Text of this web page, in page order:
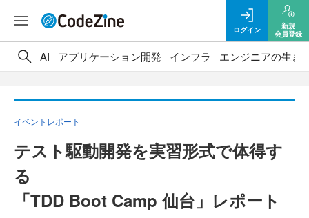
ログイン
新規
会員登録
AI アプリケーション開発 インフラ エンジニアの生き
イベントレポート
テスト駆動開発を実習形式で体得す
る
「TDD Boot Camp 仙台」レポート